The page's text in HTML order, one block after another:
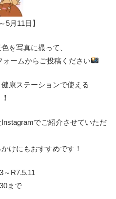
5月11日】
を写真に撮って、
ームからご投稿ください
康ステーションで使える
でご紹介させていただ
けにもおすすめです！
～R7.5.11
まで